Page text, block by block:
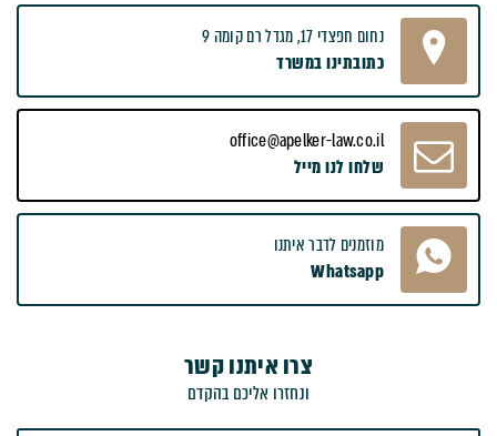
נחום חפצדי 17, מגדל רם קומה 9
כתובתינו במשרד
office@apelker-law.co.il
שלחו לנו מייל
מוזמנים לדבר איתנו
Whatsapp
צרו איתנו קשר
ונחזרו אליכם בהקדם